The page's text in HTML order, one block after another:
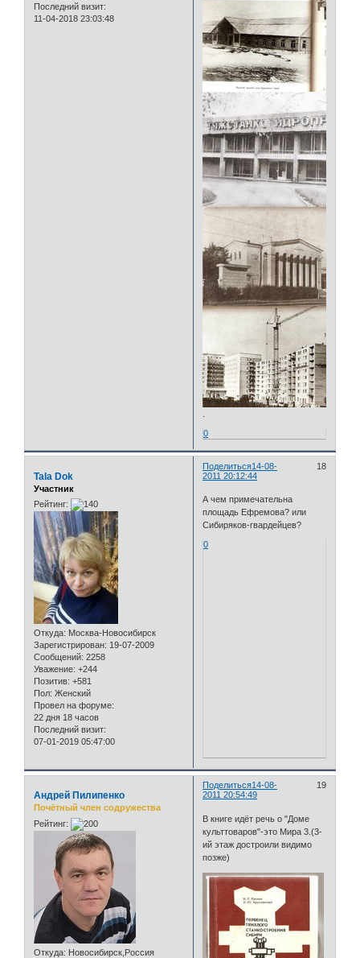
Последний визит:
11-04-2018 23:03:48
0
Поделиться 18
14-08-
2011 20:12:44
Tala Dok
Участник
Рейтинг:
Откуда: Москва-Новосибирск
Зарегистрирован: 19-07-2009
Сообщений: 2258
Уважение: +244
Позитив: +581
Пол: Женский
Провел на форуме:
22 дня 18 часов
Последний визит:
07-01-2019 05:47:00
А чем примечательна
площадь Ефремова? или
Сибиряков-гвардейцев?
0
Поделиться 19
14-08-
2011 20:54:49
Андрей Пилипенко
Почётный член содружества
Рейтинг:
Откуда: Новосибирск,Россия
В книге идёт речь о "Доме
культтоваров"-это Мира 3.(3-
ий этаж достроили видимо
позже)